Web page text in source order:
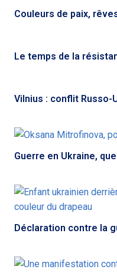
Couleurs de paix,
Le temps de la
Vilnius : conflit
Guerre en Ukraine,
Déclaration contre la